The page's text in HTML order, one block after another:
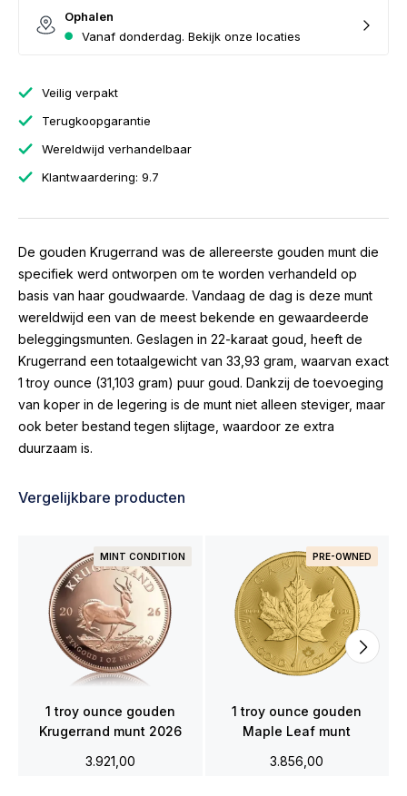
Ophalen
Vanaf donderdag. Bekijk onze locaties
Veilig verpakt
Terugkoopgarantie
Wereldwijd verhandelbaar
Klantwaardering: 9.7
De gouden Krugerrand was de allereerste gouden munt die
specifiek werd ontworpen om te worden verhandeld op
basis van haar goudwaarde. Vandaag de dag is deze munt
wereldwijd een van de meest bekende en gewaardeerde
beleggingsmunten. Geslagen in 22-karaat goud, heeft de
Krugerrand een totaalgewicht van 33,93 gram, waarvan exact
1 troy ounce (31,103 gram) puur goud. Dankzij de toevoeging
van koper in de legering is de munt niet alleen steviger, maar
ook beter bestand tegen slijtage, waardoor ze extra
duurzaam is.
Vergelijkbare producten
MINT CONDITION
1 troy ounce gouden
Krugerrand munt 2026
3.921,00
PRE-OWNED
1 troy ounce gouden
Maple Leaf munt
3.856,00